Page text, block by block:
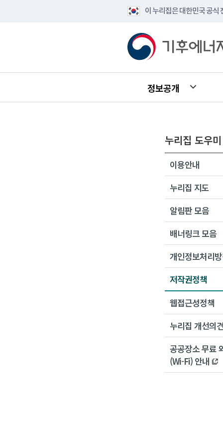
이 누리집은 대한민국 공식
정보공개
누리집 도우미
이용안내
누리집 지도
알림판 모음
배너링크 모음
개인정보처리
저작권정책
웹접근성정책
누리집 개선의
공공장소 무료
(Wi-Fi) 안내